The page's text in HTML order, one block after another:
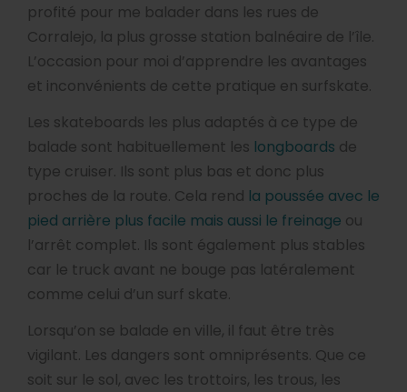
profité pour me balader dans les rues de
Corralejo, la plus grosse station balnéaire de l’île.
L’occasion pour moi d’apprendre les avantages
et inconvénients de cette pratique en surfskate.
Les skateboards les plus adaptés à ce type de
balade sont habituellement les longboards de
type cruiser. Ils sont plus bas et donc plus
proches de la route. Cela rend la poussée avec le
pied arrière plus facile mais aussi le freinage ou
l’arrêt complet. Ils sont également plus stables
car le truck avant ne bouge pas latéralement
comme celui d’un surf skate.
Lorsqu’on se balade en ville, il faut être très
vigilant. Les dangers sont omniprésents. Que ce
soit sur le sol, avec les trottoirs, les trous, les